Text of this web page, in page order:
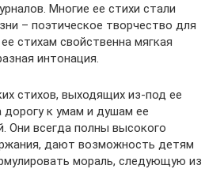
Многие ее стихи стали
– поэтическое творчество для
стихам свойственна мягкая
интонация.
стихов, выходящих из-под ее
дорогу к умам и душам ее
Они всегда полны высокого
дают возможность детям
мораль, следующую из